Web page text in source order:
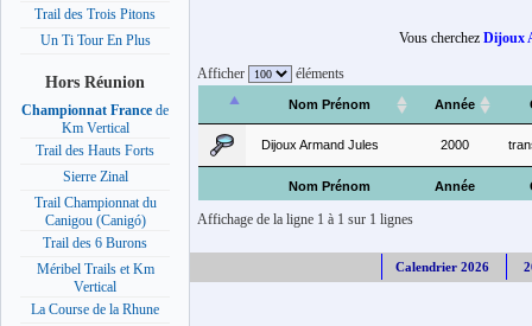
Trail des Trois Pitons
Un Ti Tour En Plus
Hors Réunion
Championnat France de
Km Vertical
Trail des Hauts Forts
Sierre Zinal
Trail Championnat du
Canigou (Canigó)
Trail des 6 Burons
Méribel Trails et Km
Vertical
La Course de la Rhune
Vous cherchez Dijoux
Afficher éléments
Nom Prénom Année
Nom Prénom Année
Dijoux Armand Jules 2000
Affichage de la ligne 1 à 1 sur 1 lignes
Calendrier 2026